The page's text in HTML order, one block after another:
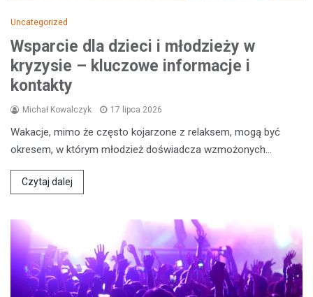
Uncategorized
Wsparcie dla dzieci i młodzieży w
kryzysie – kluczowe informacje i
kontakty
Michał Kowalczyk 17 lipca 2026
Wakacje, mimo że często kojarzone z relaksem, mogą być
okresem, w którym młodzież doświadcza wzmożonych…
Czytaj dalej